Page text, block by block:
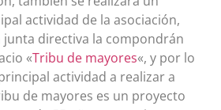
actividad de la asociación,
junta directiva la compondrán
«Tribu de mayores«, y por lo
actividad a realizar a
de mayores es un proyecto